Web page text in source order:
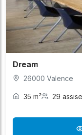
Dream
26000 Valence
35 m² 29